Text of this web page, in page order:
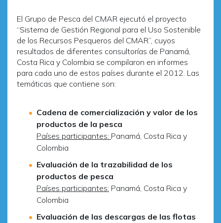
El Grupo de Pesca del CMAR ejecutó el proyecto
“Sistema de Gestión Regional para el Uso Sostenible
de los Recursos Pesqueros del CMAR”, cuyos
resultados de diferentes consultorías de Panamá,
Costa Rica y Colombia se compilaron en informes
para cada uno de estos países durante el 2012. Las
temáticas que contiene son:
Cadena de comercialización y valor de los
productos de la pesca
Países participantes: Panamá, Costa Rica y
Colombia
Evaluación de la trazabilidad de los
productos de pesca
Países participantes: Panamá, Costa Rica y
Colombia
Evaluación de las descargas de las flotas